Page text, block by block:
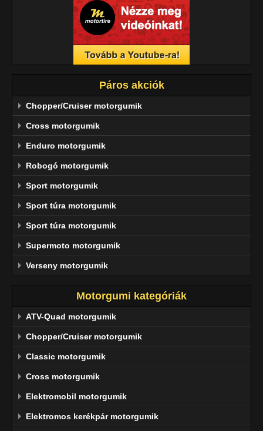
Páros akciók
Chopper/Cruiser motorgumik
Cross motorgumik
Enduro motorgumik
Robogó motorgumik
Sport motorgumik
Sport túra motorgumik
Sport túra motorgumik
Supermoto motorgumik
Verseny motorgumik
Motorgumi kategóriák
ATV-Quad motorgumik
Chopper/Cruiser motorgumik
Classic motorgumik
Cross motorgumik
Elektromobil motorgumik
Elektromos kerékpár motorgumik